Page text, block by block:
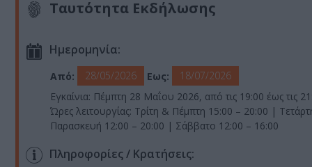
Ταυτότητα Εκδήλωσης
Ημερομηνία:
Από: 28/05/2026 Εως:
18/07/2026
Εγκαίνια: Πέμπτη 28 Μαΐου 2026, από τις 19:00 έως τις
Ώρες λειτουργίας: Τρίτη & Πέμπτη 15:00 – 20:00 |
Παρασκευή 12:00 – 20:00 | Σάββατο 12:00 – 16:00
Πληροφορίες / Κρατήσεις: